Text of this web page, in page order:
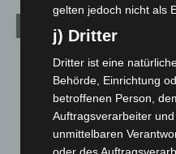
Archiv
August 2026(14)
Juli 2026(73)
Juni 2026
Mai 2026(99)
gelten jedoch nicht als
j) Dritter
Dritter ist eine
Behörde, Einrichtung
betroffenen Person,
Auftragsverarbeiter
unmittelbaren